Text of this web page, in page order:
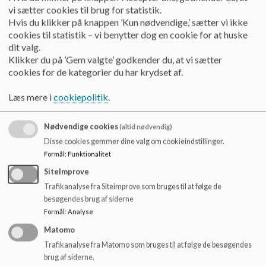
4.
20.10 – 20.25
Mette P, Ditte
og Nick
Orientering
Foredrag Jens Andersen
Invitation udsendt på aula, i e-boks til
plakater hængt op.
Der er lavet plan for ”remindere” 2 gange i
forløbet.
Skolen bestiller kage.
Reklamekampagnen for arrangementet er
vi sætter cookies til brug for statistik.
Hvis du klikker på knappen ’Kun nødvendige,’ sætter vi ikke
cookies til statistik – vi benytter dog en cookie for at huske
dit valg.
Klikker du på ’Gem valgte’ godkender du, at vi sætter
cookies for de kategorier du har krydset af.
Læs mere icookiepolitik.
Nødvendige cookies(altid nødvendig)
Disse cookies gemmer dine valg om cookieindstillinger.
Formål: Funktionalitet
SiteImprove
Trafikanalyse fra Siteimprove som bruges til at følge de
besøgendes brug af siderne
Formål : Analyse
Matomo
Trafikanalyse fra Matomo som bruges til at følge de besøgendes
brug af siderne.